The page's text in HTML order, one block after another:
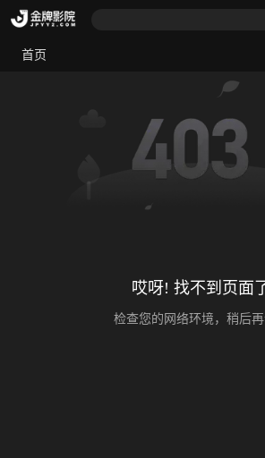
首页
哎呀! 找不到页面
检查您的网络环境，稍后再